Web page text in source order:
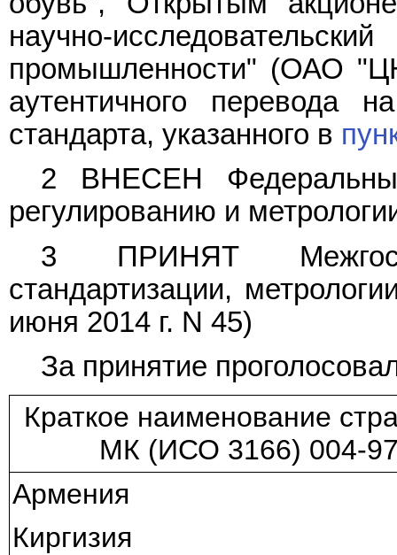
научно-
промышленности" (ОАО
аутентичного перевода
стандарта, указанного в
2 ВНЕСЕН
регулированию и
3 ПРИНЯТ
стандартизации,
июня 2014 г. N 45)
За принятие
Краткое наименование
МК (ИСО 3166) 004-
Армения
Киргизия